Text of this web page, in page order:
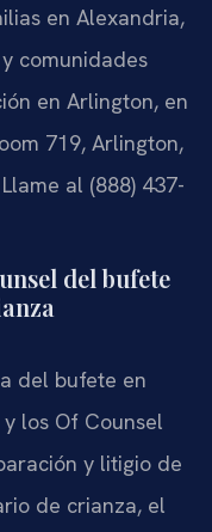
en Alexandria,
comunidades
en Arlington, en
719, Arlington,
al (888) 437-
del bufete
del bufete en
los Of Counsel
y litigio de
de crianza, el